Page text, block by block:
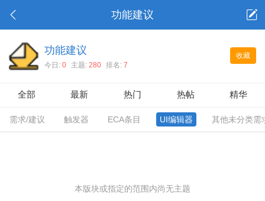
功能建议
收藏
功能建议
今日: 0 主题: 280 排名: 7
全部 最新 热门 热帖 精华
需求/建议 触发器 ECA条目 UI编辑器 其他未分类需
本版块或指定的范围内尚无主题